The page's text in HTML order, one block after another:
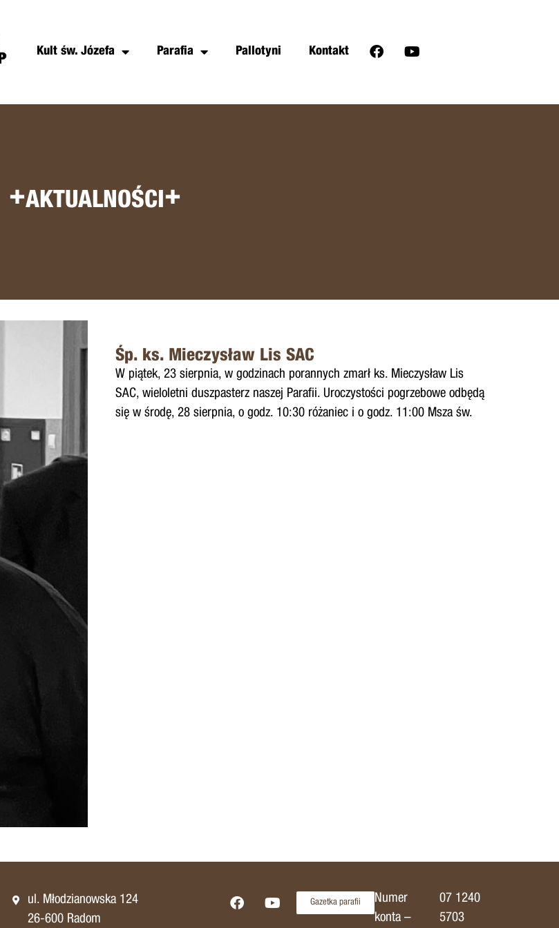
Kult św. Józefa Parafia Pallotyni Kontakt
+AKTUALNOŚCI+
Śp. ks. Mieczysław Lis SAC
W piątek, 23 sierpnia, w godzinach porannych zmarł ks. Mieczysław Lis
SAC, wieloletni duszpasterz naszej Parafii. Uroczystości pogrzebowe odbędą
się w środę, 28 sierpnia, o godz. 10:30 różaniec i o godz. 11:00 Msza św.
ul. Młodzianowska 124
26-600 Radom
Gazetka parafii
Numer
konta –
07 1240
5703